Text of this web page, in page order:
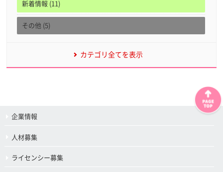
新着情報 (11)
その他 (5)
カテゴリ全てを表示
企業情報
人材募集
ライセンシー募集